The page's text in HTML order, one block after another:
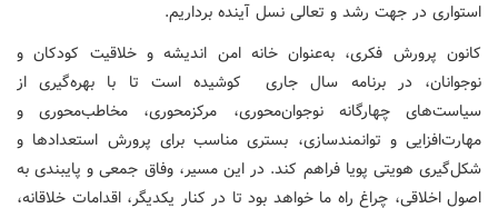
استواری در جهت رشد و تعالی نسل آینده برداریم.
کانون پرورش فکری، به‌عنوان خانه امن اندیشه و خلاقیت کودکان و
نوجوانان، در برنامه سال جاری کوشیده است تا با بهره‌گیری از
سیاست‌های چهارگانه نوجوان‌محوری، مرکزمحوری، مخاطب‌محوری و
مهارت‌افزایی و توانمندسازی، بستری مناسب برای پرورش استعدادها و
شکل‌گیری هویتی پویا فراهم کند. در این مسیر، وفاق جمعی و پایبندی به
اصول اخلاقی، چراغ راه ما خواهد بود تا در کنار یکدیگر، اقدامات خلاقانه،